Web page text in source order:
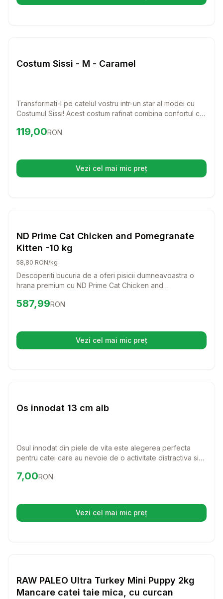
Costum Sissi - M - Caramel
Transformati-l pe catelul vostru intr-un star al modei cu
Costumul Sissi! Acest costum rafinat combina confortul cu
Preț:119.00
119,00RON
Vezi cel mai mic preț(se deschide într-o filă nouă)
ND Prime Cat Chicken and Pomegranate
Kitten -10 kg
58,80 RON/kg
Descoperiti bucuria de a oferi pisicii dumneavoastra o
hrana premium cu ND Prime Cat Chicken and
in carne proaspata de pui si ingrediente nutritive, va
Preț: 587.99 RON
587,99RON
Vezi cel mai mic preț(se deschide într-o filă nouă)
Os innodat 13 cm alb
Osul innodat din piele de vita este alegerea perfecta
pentru catei care au nevoie de o activitate distractiva si
si curata dantura cainelui tau, oferindu-i in acelasi timp o
Preț:7.00
7,00RON
Vezi cel mai mic preț(se deschide într-o filă nouă)
RAW PALEO Ultra Turkey Mini Puppy 2kg
Mancare catei taie mica, cu curcan